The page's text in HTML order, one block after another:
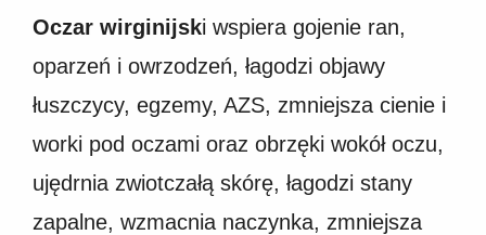
Oczar wirginijski wspiera gojenie ran,
oparzeń i owrzodzeń, łagodzi objawy
łuszczycy, egzemy, AZS, zmniejsza cienie i
worki pod oczami oraz obrzęki wokół oczu,
ujędrnia zwiotczałą skórę, łagodzi stany
zapalne, wzmacnia naczynka, zmniejsza